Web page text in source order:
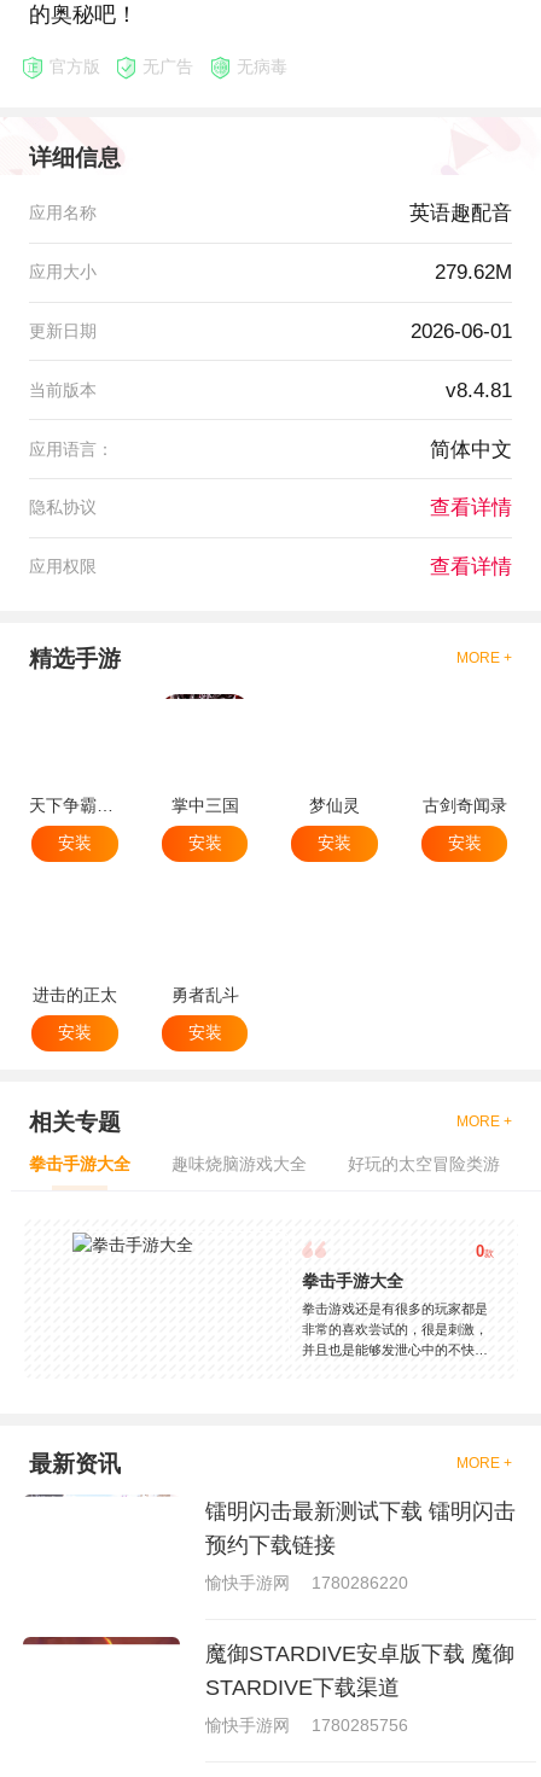
的奥秘吧！
官方版 无广告 无病毒
详细信息
应用名称 英语趣配音
应用大小 279.62M
更新日期 2026-06-01
当前版本 v8.4.81
应用语言： 简体中文
隐私协议 查看详情
应用权限 查看详情
精选手游 MORE +
天下争霸三国志
安装
掌中三国
安装
梦仙灵
安装
古剑奇闻录
安装
进击的正太
安装
勇者乱斗
安装
相关专题 MORE +
拳击手游大全 趣味烧脑游戏大全 好玩的太空冒险类游
0款
拳击手游大全
拳击游戏还是有很多的玩家都是
非常的喜欢尝试的，很是刺激，
并且也是能够发泄心中的不快
够去进行体验的，我们也是能够
就是收集了一些有意思的拳击游
戏，相信你们一定会喜欢的。
最新资讯 MORE +
镭明闪击最新测试下载 镭明闪击
预约下载链接
愉快手游网 1780286220
魔御STARDIVE安卓版下载 魔御
STARDIVE下载渠道
愉快手游网 1780285756